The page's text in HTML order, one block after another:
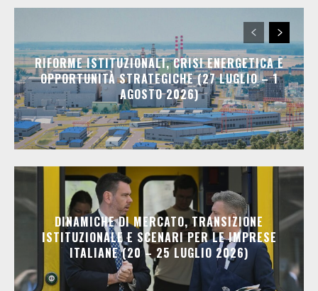
RIFORME ISTITUZIONALI, CRISI ENERGETICA E
OPPORTUNITÀ STRATEGICHE (27 LUGLIO – 1
AGOSTO 2026)
DINAMICHE DI MERCATO, TRANSIZIONE
ISTITUZIONALE E SCENARI PER LE IMPRESE
ITALIANE (20 – 25 LUGLIO 2026)